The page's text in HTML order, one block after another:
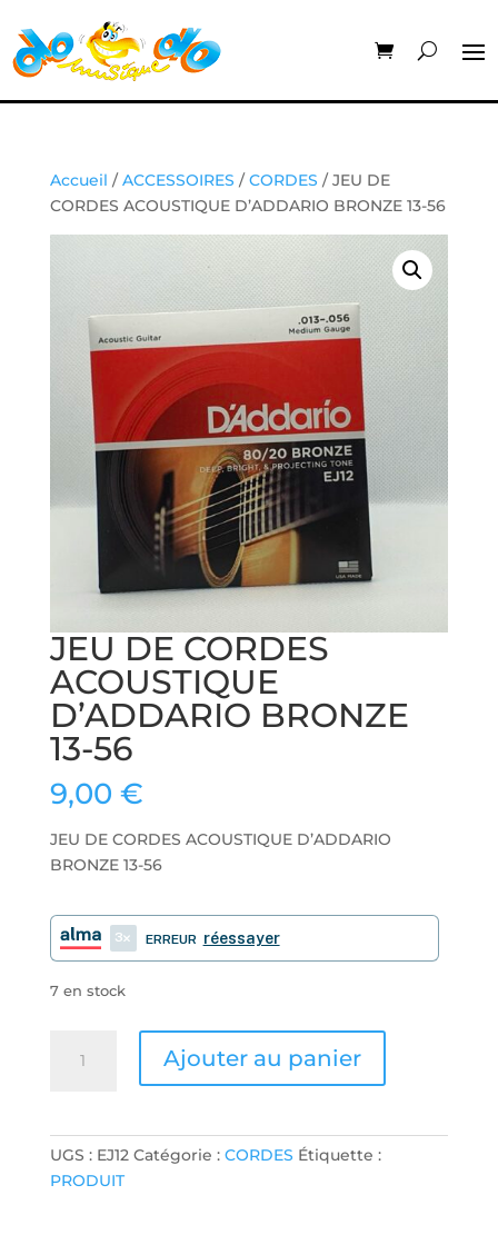
Accueil /ACCESSOIRES /CORDES / JEU DE
CORDES ACOUSTIQUE D’ADDARIO BRONZE 13-56
JEU DE CORDES
ACOUSTIQUE
D’ADDARIO BRONZE
13-56
9,00 €
JEU DE CORDES ACOUSTIQUE D’ADDARIO
BRONZE 13-56
3 ERREUR réessayer
7 en stock
Ajouter au panier
UGS : EJ12 Catégorie : CORDES Étiquette :
PRODUIT